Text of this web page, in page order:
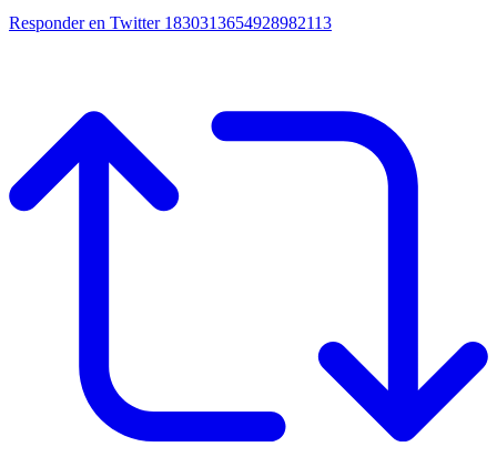
Responder en Twitter 1830313654928982113